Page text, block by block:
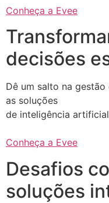
Conheça a Evee
decisões
Dê um salto na
as soluções
de inteligência
Conheça a Evee
Desafios
soluções